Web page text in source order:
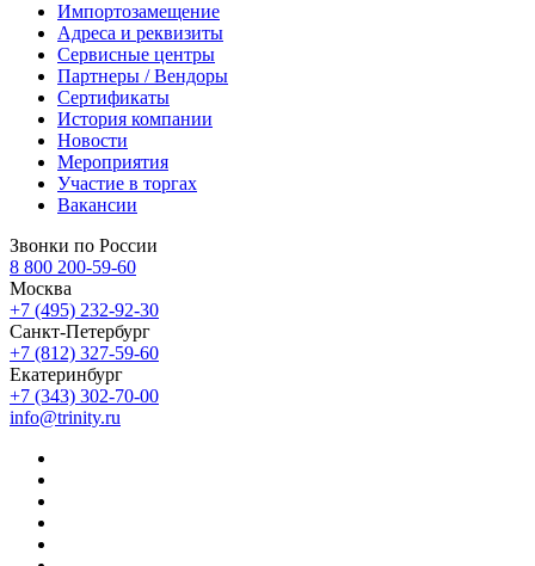
Импортозамещение
Адреса и реквизиты
Сервисные центры
Партнеры / Вендоры
Сертификаты
История компании
Новости
Мероприятия
Участие в торгах
Вакансии
Звонки по России
8 800 200-59-60
Москва
+7 (495) 232-92-30
Санкт-Петербург
+7 (812) 327-59-60
Екатеринбург
+7 (343) 302-70-00
info@trinity.ru